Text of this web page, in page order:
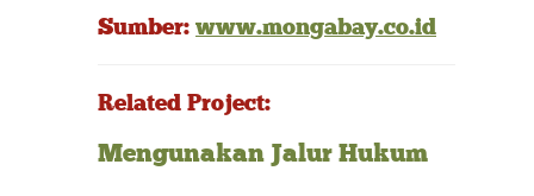
Sumber: www.mongabay.co.id
Related Project:
Mengunakan Jalur Hukum